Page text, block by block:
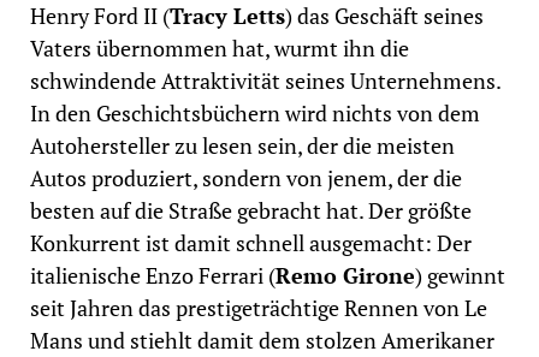
Henry Ford II (Tracy Letts) das Geschäft seines
Vaters übernommen hat, wurmt ihn die
schwindende Attraktivität seines Unternehmens.
In den Geschichtsbüchern wird nichts von dem
Autohersteller zu lesen sein, der die meisten
Autos produziert, sondern von jenem, der die
besten auf die Straße gebracht hat. Der größte
Konkurrent ist damit schnell ausgemacht: Der
italienische Enzo Ferrari (Remo Girone) gewinnt
seit Jahren das prestigeträchtige Rennen von Le
Mans und stiehlt damit dem stolzen Amerikaner